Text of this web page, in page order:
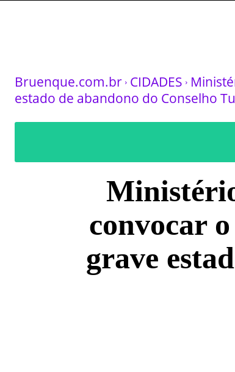
Bruenque.com.br CIDADES
estado de abandono do Conselho
convocar
grave